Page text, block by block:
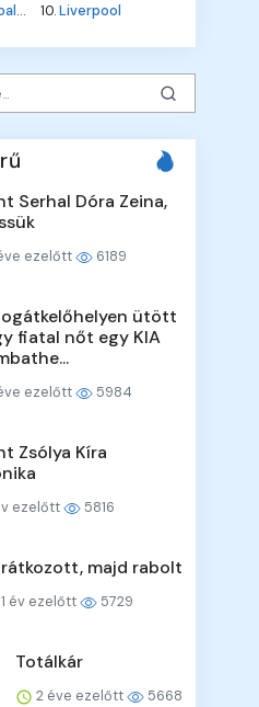
10.Liverpool
Serhal Dóra Zeina,
ezelőtt 6189
ütött
fiatal nőt egy KIA
ezelőtt 5984
Zsólya Kíra
ezelőtt 5816
majd rabolt
1 év ezelőtt 5729
Totálkár
2 éve ezelőtt 5668